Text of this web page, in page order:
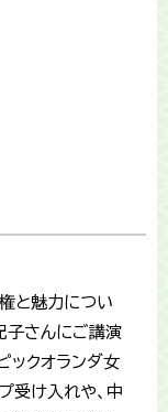
と魅力につい
子さんにご講演
ックオランダ女
受け入れや、中